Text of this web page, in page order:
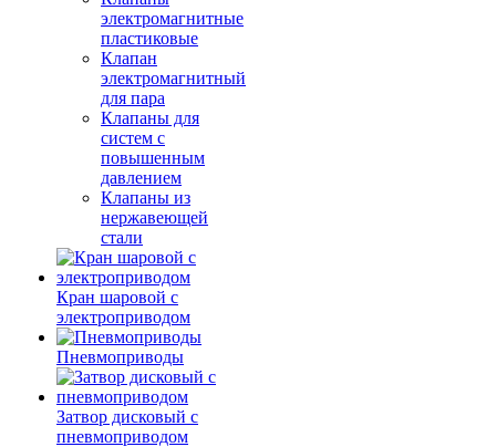
электромагнитные
пластиковые
Клапан
электромагнитный
для пара
Клапаны для
систем с
повышенным
давлением
Клапаны из
нержавеющей
стали
Кран шаровой с
электроприводом
Пневмоприводы
Затвор дисковый с
пневмоприводом